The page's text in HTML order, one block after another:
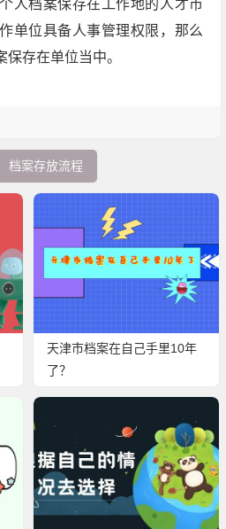
人档案保存在工作地的人才市
单位具备人事管理权限，那么
存在单位当中。
档案存放流程
天津市档案在自己手里10年
了？